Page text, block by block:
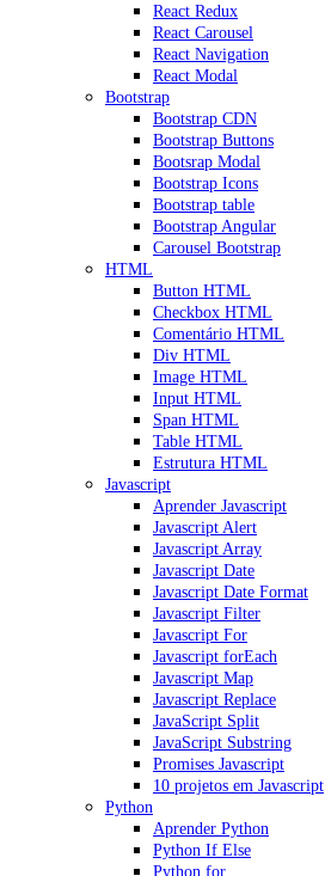
React Redux
React Carousel
React Navigation
React Modal
Bootstrap
Bootstrap CDN
Bootstrap Buttons
Bootsrap Modal
Bootstrap Icons
Bootstrap table
Bootstrap Angular
Carousel Bootstrap
HTML
Button HTML
Checkbox HTML
Comentário HTML
Div HTML
Image HTML
Input HTML
Span HTML
Table HTML
Estrutura HTML
Javascript
Aprender Javascript
Javascript Alert
Javascript Array
Javascript Date
Javascript Date Format
Javascript Filter
Javascript For
Javascript forEach
Javascript Map
Javascript Replace
JavaScript Split
JavaScript Substring
Promises Javascript
10 projetos em Javascript
Python
Aprender Python
Python If Else
Python for